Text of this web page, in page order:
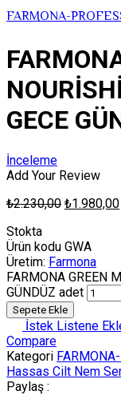
FARMONA-
GECE
İnceleme
Add Your Review
₺2.230,00 ₺1.980,00
Stokta
Ürün kodu GWA
Üretim: Farmona
FARMONA GREEN
GÜNDÜZ adet
Sepete Ekle
İstek Listene
Compare
Kategori
Hassas Cilt Nem
Paylaş :